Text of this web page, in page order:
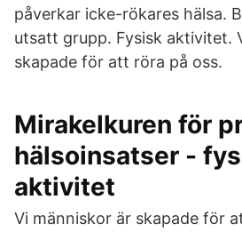
påverkar icke-rökares hälsa.
utsatt grupp. Fysisk aktivitet.
skapade för att röra på oss.
Mirakelkuren för
hälsoinsatser -
aktivitet
Vi människor är skapade för